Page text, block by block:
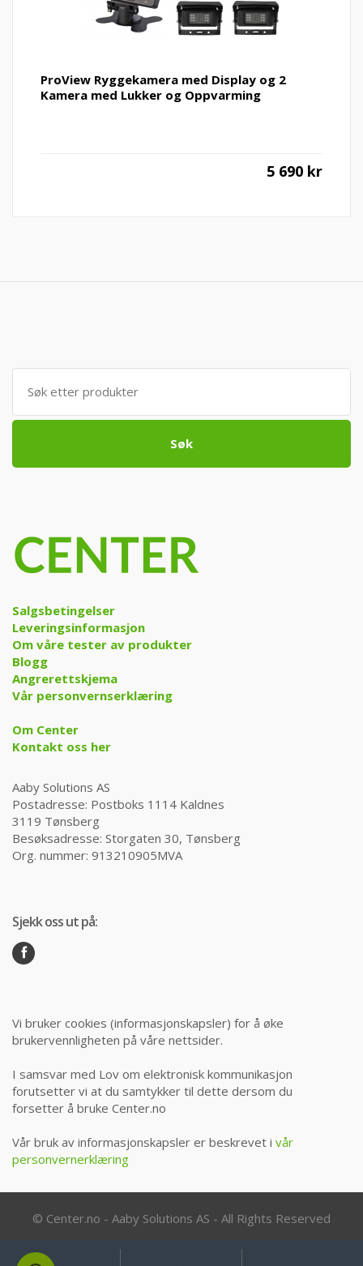
ProView Ryggekamera med Display og 2
Kamera med Lukker og Oppvarming
5 690 kr
Søk
etter:
Søk
Salgsbetingelser
Leveringsinformasjon
Om våre tester av produkter
Blogg
Angrerettskjema
Vår personvernserklæring
Om Center
Kontakt oss her
Aaby Solutions AS
Postadresse: Postboks 1114 Kaldnes
3119 Tønsberg
Besøksadresse: Storgaten 30, Tønsberg
Org. nummer: 913210905MVA
Sjekk oss ut på:
Vi bruker cookies (informasjonskapsler) for å øke
brukervennligheten på våre nettsider.
I samsvar med Lov om elektronisk kommunikasjon
forutsetter vi at du samtykker til dette dersom du
forsetter å bruke Center.no
Vår bruk av informasjonskapsler er beskrevet i vår
personvernerklæring
© Center.no - Aaby Solutions AS - All Rights Reserved
Søk